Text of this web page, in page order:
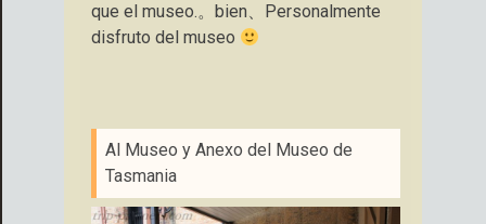
que el museo.。bien、Personalmente
disfruto del museo
Al Museo y Anexo del Museo de
Tasmania